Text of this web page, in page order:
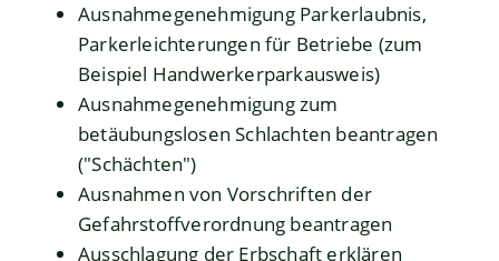
Ausnahmegenehmigung Parkerlaubnis,
Parkerleichterungen für Betriebe (zum
Beispiel Handwerkerparkausweis)
Ausnahmegenehmigung zum
betäubungslosen Schlachten beantragen
("Schächten")
Ausnahmen von Vorschriften der
Gefahrstoffverordnung beantragen
Ausschlagung der Erbschaft erklären